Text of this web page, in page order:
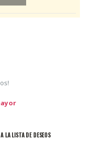
LA LISTA DE DESEOS